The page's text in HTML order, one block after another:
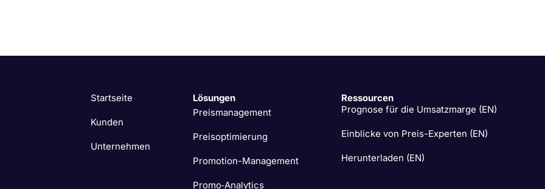
Startseite
Kunden
Unternehmen
Lösungen
Preismanagement
Preisoptimierung
Promotion-Management
Promo‑Analytics
Ressourcen
Prognose für die Umsatzmarge (EN)
Einblicke von Preis-Experten (EN)
Herunterladen (EN)